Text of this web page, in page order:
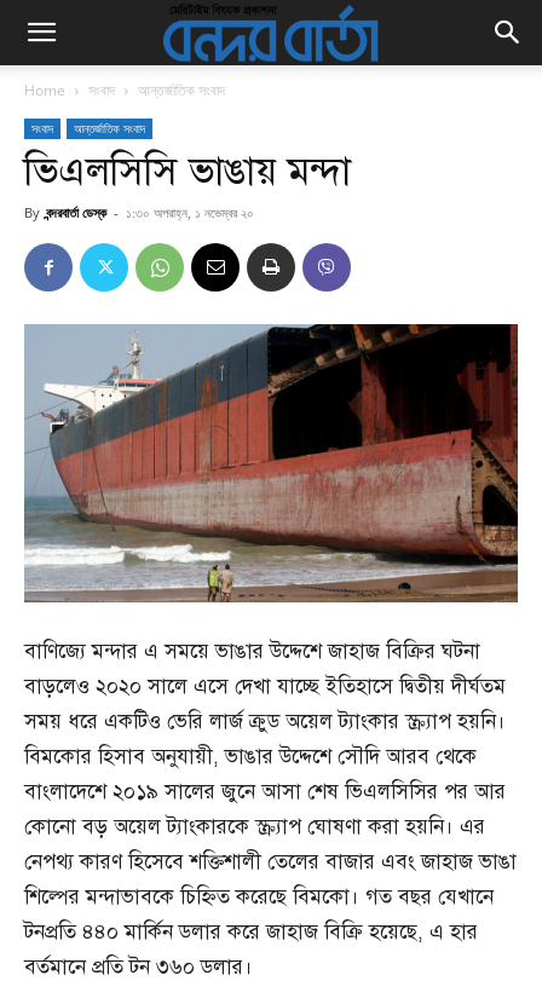
Home সংবাদ আন্তর্জাতিক সংবাদ
সংবাদ আন্তর্জাতিক সংবাদ
ভিএলসিসি ভাঙায় মন্দা
By বন্দরবার্তা ডেস্ক - ১:৩০ অপরাহ্ন, ১ নভেম্বর ২০
বাণিজ্যে মন্দার এ সময়ে ভাঙার উদ্দেশে জাহাজ বিক্রির ঘটনা
বাড়লেও ২০২০ সালে এসে দেখা যাচ্ছে ইতিহাসে দ্বিতীয় দীর্ঘতম
সময় ধরে একটিও ভেরি লার্জ ক্রুড অয়েল ট্যাংকার স্ক্র্যাপ হয়নি।
বিমকোর হিসাব অনুযায়ী, ভাঙার উদ্দেশে সৌদি আরব থেকে
বাংলাদেশে ২০১৯ সালের জুনে আসা শেষ ভিএলসিসির পর আর
কোনো বড় অয়েল ট্যাংকারকে স্ক্র্যাপ ঘোষণা করা হয়নি। এর
নেপথ্য কারণ হিসেবে শক্তিশালী তেলের বাজার এবং জাহাজ ভাঙা
শিল্পের মন্দাভাবকে চিহ্নিত করেছে বিমকো। গত বছর যেখানে
টনপ্রতি ৪৪০ মার্কিন ডলার করে জাহাজ বিক্রি হয়েছে, এ হার
বর্তমানে প্রতি টন ৩৬০ ডলার।